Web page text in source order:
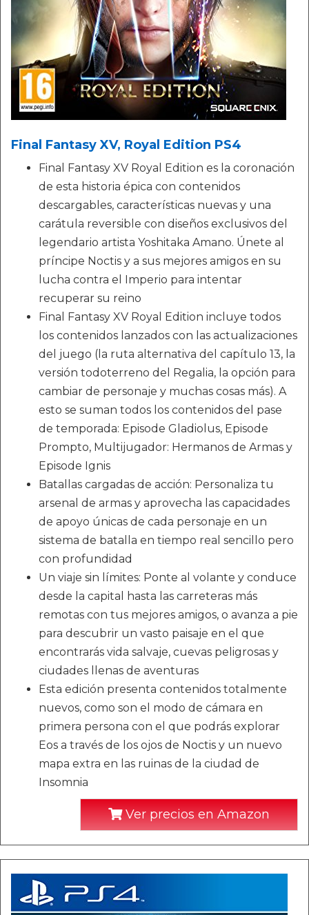
Final Fantasy XV, Royal Edition PS4
Final Fantasy XV Royal Edition es la coronación
de esta historia épica con contenidos
descargables, características nuevas y una
carátula reversible con diseños exclusivos del
legendario artista Yoshitaka Amano. Únete al
príncipe Noctis y a sus mejores amigos en su
lucha contra el Imperio para intentar
recuperar su reino
Final Fantasy XV Royal Edition incluye todos
los contenidos lanzados con las actualizaciones
del juego (la ruta alternativa del capítulo 13, la
versión todoterreno del Regalia, la opción para
cambiar de personaje y muchas cosas más). A
esto se suman todos los contenidos del pase
de temporada: Episode Gladiolus, Episode
Prompto, Multijugador: Hermanos de Armas y
Episode Ignis
Batallas cargadas de acción: Personaliza tu
arsenal de armas y aprovecha las capacidades
de apoyo únicas de cada personaje en un
sistema de batalla en tiempo real sencillo pero
con profundidad
Un viaje sin límites: Ponte al volante y conduce
desde la capital hasta las carreteras más
remotas con tus mejores amigos, o avanza a pie
para descubrir un vasto paisaje en el que
encontrarás vida salvaje, cuevas peligrosas y
ciudades llenas de aventuras
Esta edición presenta contenidos totalmente
nuevos, como son el modo de cámara en
primera persona con el que podrás explorar
Eos a través de los ojos de Noctis y un nuevo
mapa extra en las ruinas de la ciudad de
Insomnia
Ver precios en Amazon